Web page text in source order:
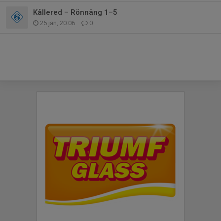
Kållered – Rönnäng 1–5
25 jan, 20:06 0